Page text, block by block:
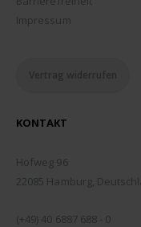
Impressum
Vertrag widerrufen
KONTAKT
Hofweg 96
22085 Hamburg,
(+49) 40 6887 688 - 0